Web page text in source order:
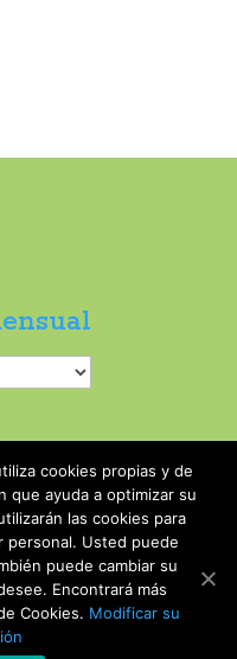
de uso
cookies propias y de
que ayuda a optimizar su
las cookies para
personal. Usted puede
puede cambiar su
Encontrará más
Cookies. Modificar su